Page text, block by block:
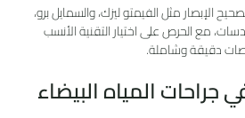
الإبصار مثل الفيمتو ليزك، والسمايل برو،
مع الحرص على اختيار التقنية الأنسب
دقيقة وشاملة.
جراحات المياه البيضاء